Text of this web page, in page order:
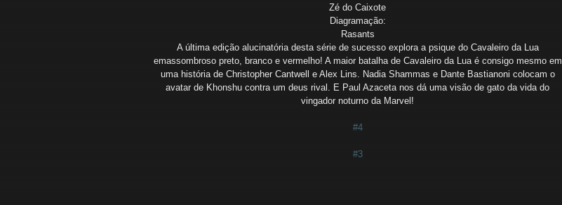
Zé do Caixote
Diagramação:
Rasants
A última edição alucinatória desta série de sucesso explora a psique do Cavaleiro da Lua
emassombroso preto, branco e vermelho! A maior batalha de Cavaleiro da Lua é consigo mesmo em
uma história de Christopher Cantwell e Alex Lins. Nadia Shammas e Dante Bastianoni colocam o
avatar de Khonshu contra um deus rival. E Paul Azaceta nos dá uma visão de gato da vida do
vingador noturno da Marvel!
#4
#3